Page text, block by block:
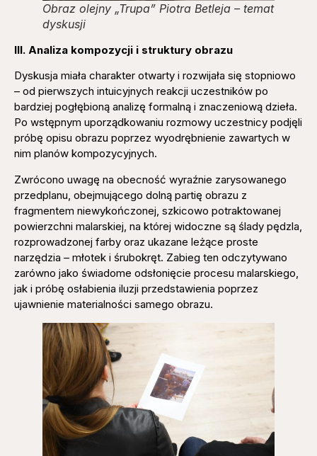
Obraz olejny „Trupa” Piotra Betleja – temat
dyskusji
III. Analiza kompozycji i struktury obrazu
Dyskusja miała charakter otwarty i rozwijała się stopniowo
– od pierwszych intuicyjnych reakcji uczestników po
bardziej pogłębioną analizę formalną i znaczeniową dzieła.
Po wstępnym uporządkowaniu rozmowy uczestnicy podjęli
próbę opisu obrazu poprzez wyodrębnienie zawartych w
nim planów kompozycyjnych.
Zwrócono uwagę na obecność wyraźnie zarysowanego
przedplanu, obejmującego dolną partię obrazu z
fragmentem niewykończonej, szkicowo potraktowanej
powierzchni malarskiej, na której widoczne są ślady pędzla,
rozprowadzonej farby oraz ukazane leżące proste
narzędzia – młotek i śrubokręt. Zabieg ten odczytywano
zarówno jako świadome odsłonięcie procesu malarskiego,
jak i próbę osłabienia iluzji przedstawienia poprzez
ujawnienie materialności samego obrazu.